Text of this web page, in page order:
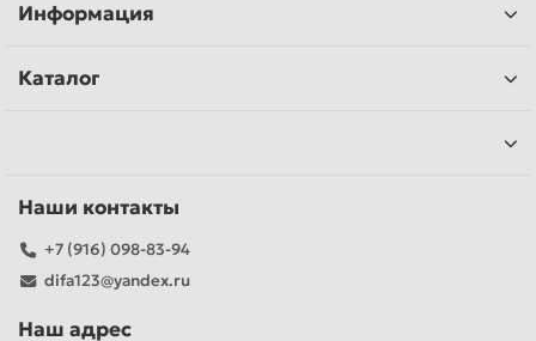
Информация
Каталог
Наши контакты
+7 (916) 098-83-94
difa123@yandex.ru
Наш адрес